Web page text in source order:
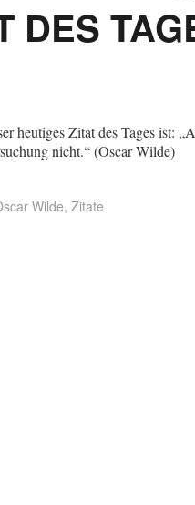
DES
heutiges Zitat des Tages ist:
nicht.“ (Oscar Wilde)
Wilde, Zitate